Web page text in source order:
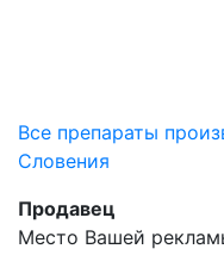
Все препараты
Словения
Продавец
Место Вашей